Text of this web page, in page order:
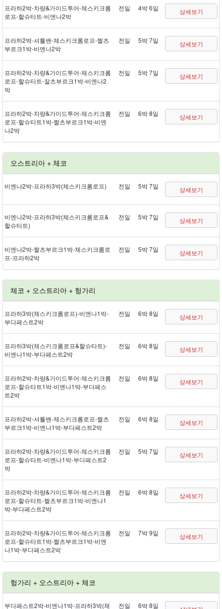
프라하 2박 - 차량&가이드투어 - 체스키크롬
로프 - 할슈타트 - 비엔나 2박
전일 4박 6일 상세보기
프라하 2박 - 셔틀 밴 - 체스키크롬로프 - 짤츠
부르크 1박 - 비엔나 2박
전일 5박 7일 상세보기
프라하 2박 - 차량&가이드투어 - 체스키크롬
로프 - 할슈타트 - 잘츠부르크 1박 - 비엔나 2
박
전일 5박 7일 상세보기
프라하 2박 - 차량&가이드투어 - 체스키크롬
로프 - 할슈타트 1박 - 짤츠부르크 1박 - 비엔
나 2박
전일 6박 8일 상세보기
오스트리아 + 체코
비엔나 2박 - 프라하 3박(체스키크롬로프) 전일 5박 7일 상세보기
비엔나 2박 - 프라하 3박(체스키크롬로프&
할슈타트)
전일 5박 7일 상세보기
비엔나 2박 - 짤츠부르크 1박 - 체스키크롬로
프 - 프라하 2박
전일 5박 7일 상세보기
체코 + 오스트리아 + 헝가리
프라하 3박(체스키크롬로프) - 비엔나 1박 -
부다페스트 2박
전일 6박 8일 상세보기
프라하 3박(체스키크롬로프&할슈타트) -
비엔나 1박 - 부다페스트 2박
전일 6박 8일 상세보기
프라하 2박 - 차량&가이드투어 - 체스키크롬
로프 - 할슈타트 1박 - 비엔나 1박 - 부다페스
트 2박
전일 6박 8일 상세보기
프라하 2박 - 셔틀 밴 - 체스키크롬로프 - 짤츠
부르크 1박 - 비엔나 1박 - 부다페스트 2박
전일 6박 8일 상세보기
프라하 2박 - 차량&가이드투어 - 체스키크롬
로프 - 할슈타트 - 비엔나 1박 - 부다페스트 2
박
전일 5박 7일 상세보기
프라하 2박 - 차량&가이드투어 - 체스키크롬
로프 - 할슈타트 - 짤츠부르크 1박 - 비엔나 1
박 - 부다페스트 2박
전일 6박 8일 상세보기
프라하 2박 - 차량&가이드투어 - 체스키크롬
로프 - 할슈타트 1박 - 짤츠부르크 1박 - 비엔
나 1박 - 부다페스트 2박
전일 7박 9일 상세보기
헝가리 + 오스트리아 + 체코
부다페스트 2박 - 비엔나 1박 - 프라하 3박(체 전일 6박 8일